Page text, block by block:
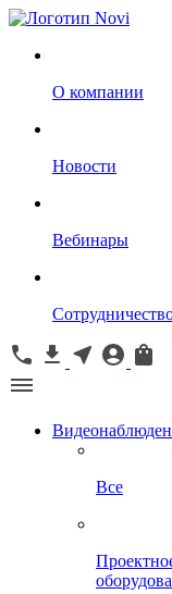
О компании
Новости
Вебинары
Все